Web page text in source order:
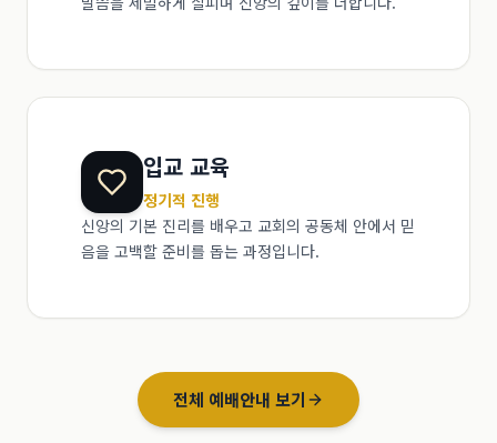
입교 교육
정기적 진행
신앙의 기본 진리를 배우고 교회의 공동체 안에서 믿
음을 고백할 준비를 돕는 과정입니다.
전체 예배안내 보기